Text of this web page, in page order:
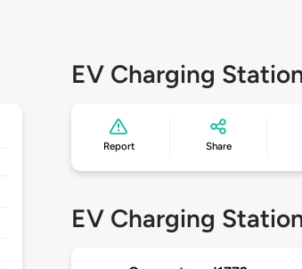
EV Charging
Report Share
EV Charging